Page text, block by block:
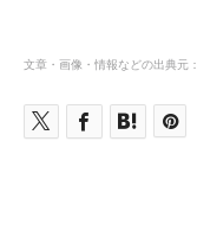
文章・画像・情報などの出典元：